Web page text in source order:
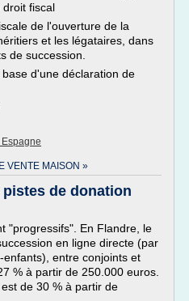
droit fiscal
de l'ouverture de la
et les légataires, dans
de succession.
d'une déclaration de
VENTE MAISON »
de donation
"progressifs". En Flandre, le
en ligne directe (par
entre conjoints et
% à partir de 250.000 euros.
de 30 % à partir de